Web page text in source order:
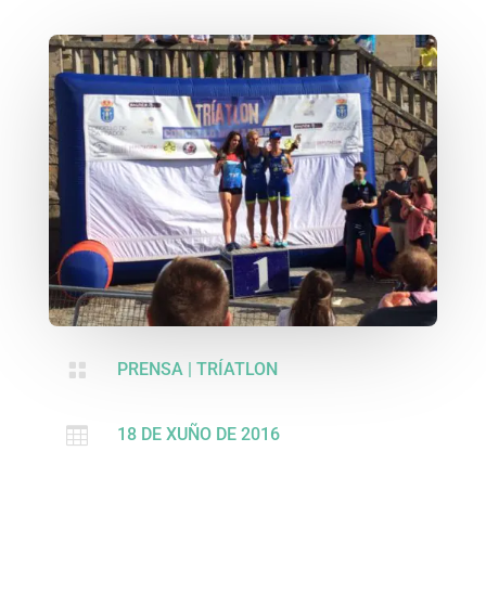
 PRENSA | TRÍATLON
 18 DE XUÑO DE 2016